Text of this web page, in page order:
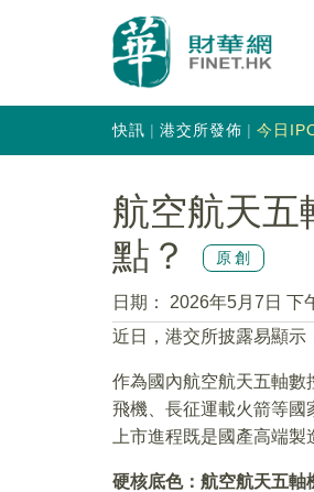
快訊 港交所發佈 今日
航空航天五
點？
原創
日期：
2026年5月7日 下
近日，港交所披露易顯示
作為國內航空航天五軸數
飛機、長征運載火箭等國
上市進程既是國產高端
硬核底色：航空航天五軸